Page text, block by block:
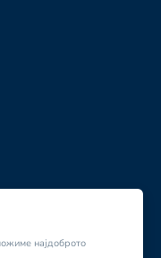
најдоброто